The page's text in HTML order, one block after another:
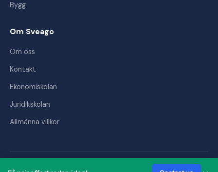
Bygg
Om Sveago
Om oss
Kontakt
Ekonomiskolan
Juridikskolan
Allmänna villkor
© 2026 Sveago AB. Alla rättigheter förbehållna.